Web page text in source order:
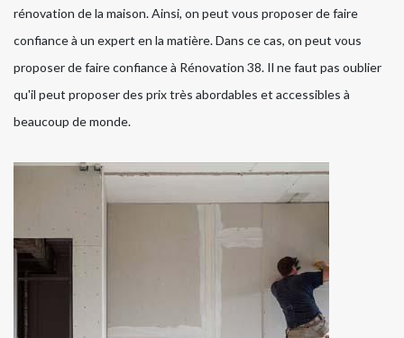
rénovation de la maison. Ainsi, on peut vous proposer de faire
confiance à un expert en la matière. Dans ce cas, on peut vous
proposer de faire confiance à Rénovation 38. Il ne faut pas oublier
qu'il peut proposer des prix très abordables et accessibles à
beaucoup de monde.